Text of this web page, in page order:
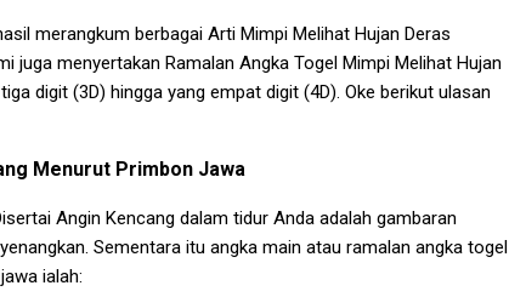
merangkum berbagai Arti Mimpi Melihat Hujan Deras
juga menyertakan Ramalan Angka Togel Mimpi Melihat Hujan
digit (3D) hingga yang empat digit (4D). Oke berikut ulasan
Menurut Primbon Jawa
Angin Kencang dalam tidur Anda adalah gambaran
Sementara itu angka main atau ramalan angka togel
ialah: